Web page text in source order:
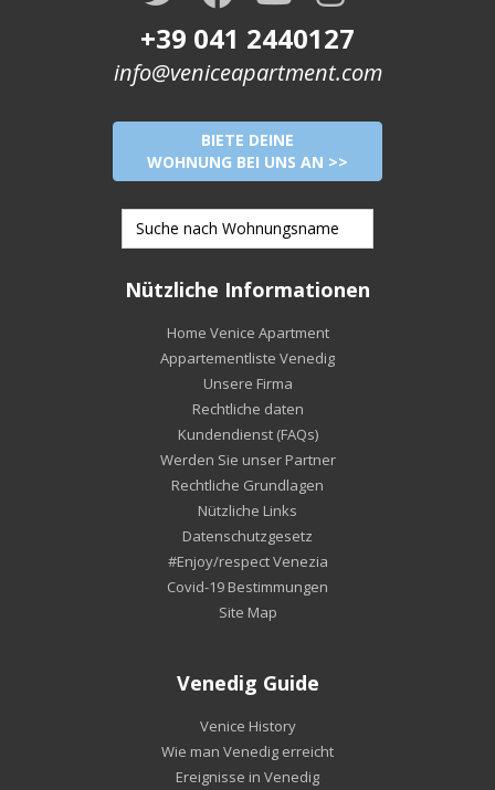
+39 041 2440127
info@veniceapartment.com
BIETE DEINE
WOHNUNG BEI UNS AN >>
Nützliche Informationen
Home Venice Apartment
Appartementliste Venedig
Unsere Firma
Rechtliche daten
Kundendienst (FAQs)
Werden Sie unser Partner
Rechtliche Grundlagen
Nützliche Links
Datenschutzgesetz
#Enjoy/respect Venezia
Covid-19 Bestimmungen
Site Map
Venedig Guide
Venice History
Wie man Venedig erreicht
Ereignisse in Venedig